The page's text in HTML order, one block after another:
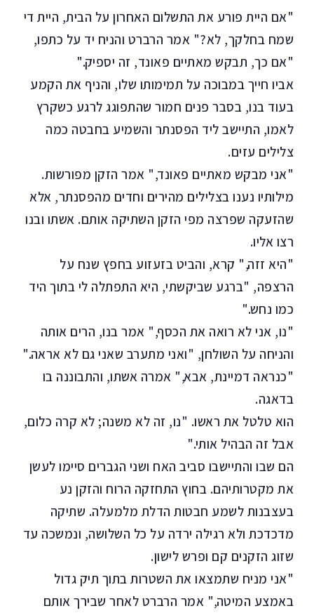
"אם היית פורע את התשלום האחרון על הבית, היית די
שמח בחלקך, לא?" אמר הרברט והניח יד על כתפו,
"אם כך, תבקש מאתיים פאונד, זה יספיק."
אביו חייך במבוכה על תמימותו שלו, והניף את הקמע
בעוד בנו, בסבר פנים חמור שהתפוגג לרגע כשקרץ
לאמו, התיישב ליד הפסנתר והשמיע בחבטה כמה
צלילים עזים.
"אני מבקש מאתיים פאונד," אמר הזקן מפורשות.
מילותיו נענו בצלילים מהירים וחדים מהפסנתר, אלא
שהזעקה שפרצה מפי הזקן השתיקה אותם. אשתו ובנו
רצו אליו.
"היא זזה," קרא, והביט בזעזוע בחפץ שנח על
הרצפה, "ברגע שביקשתי, היא התפתלה לי בתוך היד
כמו נחש."
"נו, אני לא רואה את הכסף," אמר בנו, הרים אותה
והניחה על השולחן, "ואני מתערב שאני גם לא אראה."
"כנראה דמיינת, אבא," אמרה אשתו, והתבוננה בו
בדאגה.
הוא טלטל את ראשו. "נו, זה לא משנה; לא קרה כלום,
אבל זה הבהיל אותי."
הם שבו והתיישבו סביב האח ושני הגברים סיימו לעשן
את מקטרותיהם. בחוץ התחזקה הרוח והזקן נע
בעצבנות לשמע חבטות הדלת מלמעלה. שתיקה
מדכדכת ולא רגילה ירדה על כל השלושה, ונמשכה עד
שזוג הזקנים קם ופרש לישון.
"אני מניח שתמצאו את השטרות בתוך תיק גדול
באמצע המיטה," אמר הרברט לאחר שבירך אותם